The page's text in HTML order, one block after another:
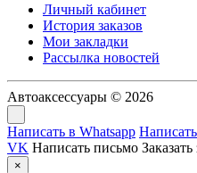
Личный кабинет
История заказов
Мои закладки
Рассылка новостей
Автоаксессуары © 2026
Написать в Whatsapp
VK Написать письмо
×